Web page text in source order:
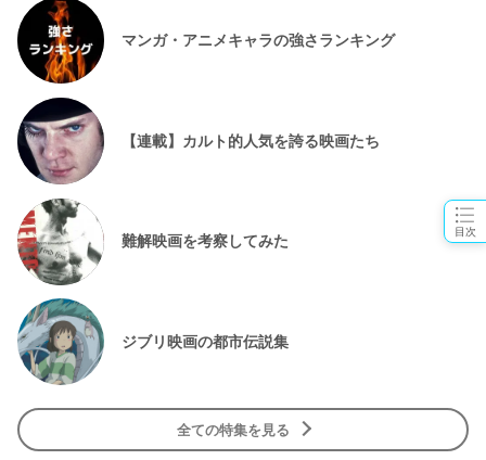
目次
マンガ・アニメキャラの強さランキング
【連載】カルト的人気を誇る映画たち
難解映画を考察してみた
ジブリ映画の都市伝説集
全ての特集を見る